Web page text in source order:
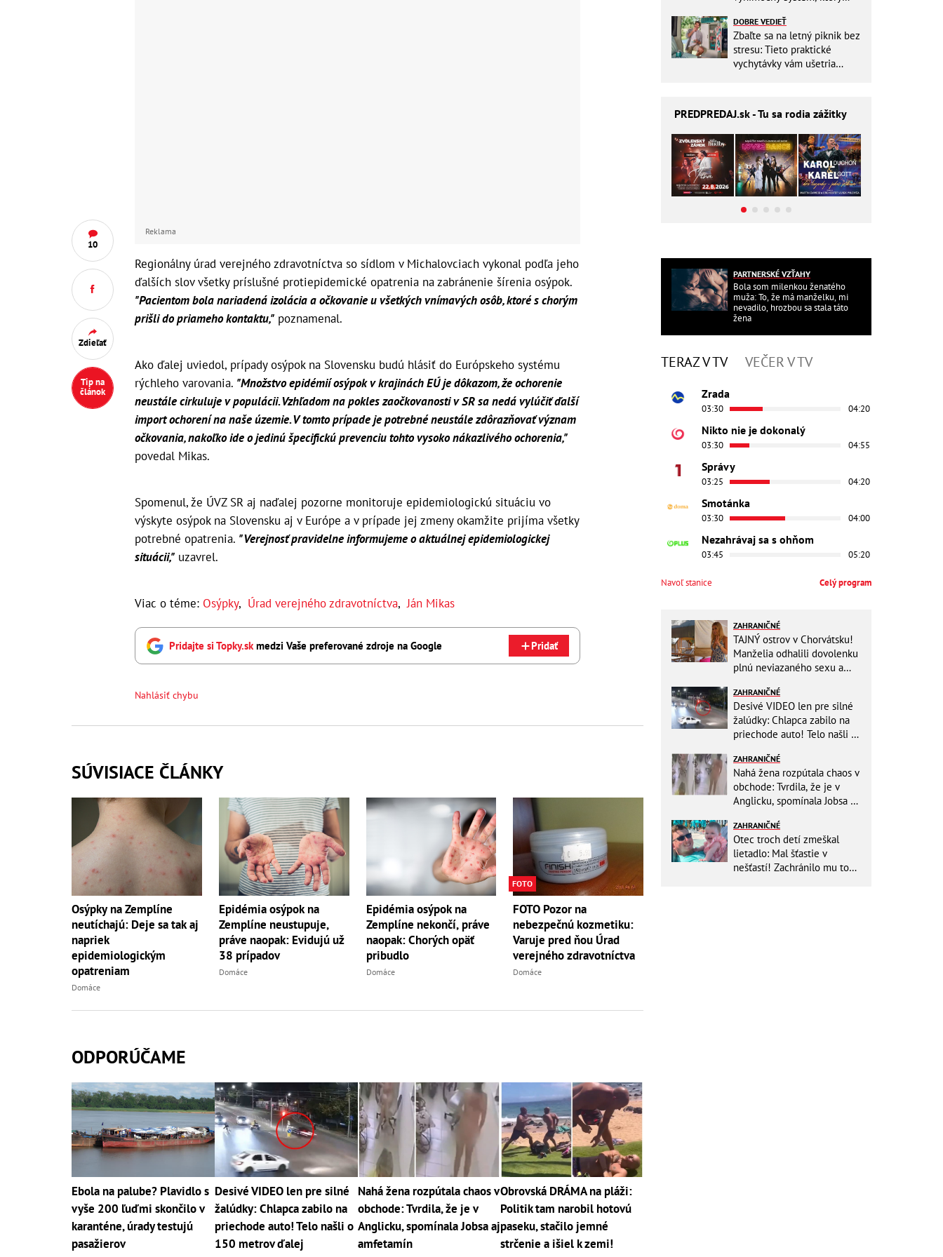
10
Zdieľať
Tip na
článok
Reklama
Regionálny úrad verejného zdravotníctva so sídlom v Michalovciach vykonal podľa jeho
ďalších slov všetky príslušné protiepidemické opatrenia na zabránenie šírenia osýpok.
"Pacientom bola nariadená izolácia a očkovanie u všetkých vnímavých osôb, ktoré s chorým
prišli do priameho kontaktu," poznamenal.
Ako ďalej uviedol, prípady osýpok na Slovensku budú hlásiť do Európskeho systému
rýchleho varovania. "Množstvo epidémií osýpok v krajinách EÚ je dôkazom, že ochorenie
neustále cirkuluje v populácii. Vzhľadom na pokles zaočkovanosti v SR sa nedá vylúčiť ďalší
import ochorení na naše územie. V tomto prípade je potrebné neustále zdôrazňovať význam
očkovania, nakoľko ide o jedinú špecifickú prevenciu tohto vysoko nákazlivého ochorenia,"
povedal Mikas.
Spomenul, že ÚVZ SR aj naďalej pozorne monitoruje epidemiologickú situáciu vo
výskyte osýpok na Slovensku aj v Európe a v prípade jej zmeny okamžite prijíma všetky
potrebné opatrenia. "Verejnosť pravidelne informujeme o aktuálnej epidemiologickej
situácii," uzavrel.
Viac o téme: Osýpky, Úrad verejného zdravotníctva,Ján Mikas
Pridajte si Topky.sk medzi Vaše preferované zdroje na Google Pridať
Nahlásiť chybu
SÚVISIACE ČLÁNKY
Osýpky na Zemplíne
neutíchajú: Deje sa tak aj
napriek
epidemiologickým
opatreniam
Domáce
Epidémia osýpok na
Zemplíne neustupuje,
práve naopak: Evidujú už
38 prípadov
Domáce
Epidémia osýpok na
Zemplíne nekončí, práve
naopak: Chorých opäť
pribudlo
Domáce
FOTO
FOTO Pozor na
nebezpečnú kozmetiku:
Varuje pred ňou Úrad
verejného zdravotníctva
Domáce
ODPORÚČAME
Ebola na palube? Plavidlo s
vyše 200 ľuďmi skončilo v
karanténe, úrady testujú
pasažierov
Desivé VIDEO len pre silné
žalúdky: Chlapca zabilo na
priechode auto! Telo našli o
150 metrov ďalej
Nahá žena rozpútala chaos v
obchode: Tvrdila, že je v
Anglicku, spomínala Jobsa aj
amfetamín
Obrovská DRÁMA na pláži:
Politik tam narobil hotovú
paseku, stačilo jemné
strčenie a išiel k zemi!
DOBRE VEDIEŤ
Zbaľte sa na letný piknik bez
stresu: Tieto praktické
vychytávky vám ušetria
PREDPREDAJ.sk - Tu sa rodia zážitky
PARTNERSKÉ VZŤAHY
Bola som milenkou ženatého
muža: To, že má manželku, mi
nevadilo, hrozbou sa stala táto
žena
TERAZ V TV VEČER V TV
Zrada
03:30 04:20
Nikto nie je dokonalý
03:30 04:55
Správy
03:25 04:20
Smotánka
03:30 04:00
Nezahrávaj sa s ohňom
03:45 05:20
Navoľ stanice Celý program
ZAHRANIČNÉ
TAJNÝ ostrov v Chorvátsku!
Manželia odhalili dovolenku
plnú neviazaného sexu a
ZAHRANIČNÉ
Desivé VIDEO len pre silné
žalúdky: Chlapca zabilo na
priechode auto! Telo našli o
ZAHRANIČNÉ
Nahá žena rozpútala chaos v
obchode: Tvrdila, že je v
Anglicku, spomínala Jobsa aj
ZAHRANIČNÉ
Otec troch detí zmeškal
lietadlo: Mal šťastie v
nešťastí! Zachránilo mu to